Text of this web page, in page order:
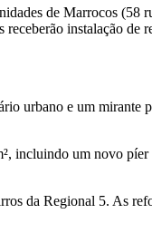
de Marrocos (58
instalação de
urbano e um mirante
incluindo um novo
da Regional 5. As